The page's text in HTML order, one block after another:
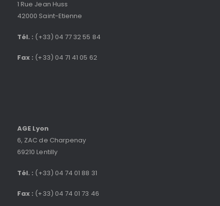
1 Rue Jean Huss
42000 Saint-Etienne
Tél. : (+33) 04 77 32 55 84
Fax : (+33) 04 71 41 05 62
AGE Lyon
6, ZAC de Charpenay
69210 Lentilly
Tél. : (+33) 04 74 01 88 31
Fax : (+33) 04 74 01 73 46